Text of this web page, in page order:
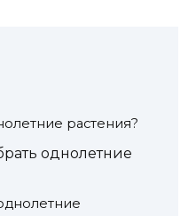
растения?
однолетние